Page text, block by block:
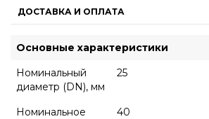
ДОСТАВКА И ОПЛАТА
Основные характеристики
Номинальный
диаметр (DN), мм
25
Номинальное
40